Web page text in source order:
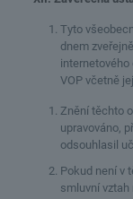
Tyto
dnem
VOP včetně
Znění těchto
upravováno,
odsouhlasil
Pokud není v
smluvní